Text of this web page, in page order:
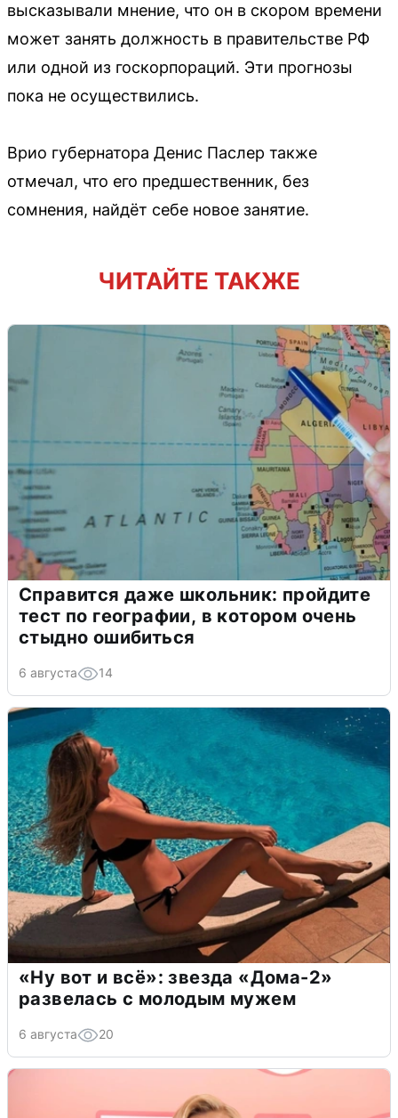
высказывали мнение, что он в скором времени
может занять должность в правительстве РФ
или одной из госкорпораций. Эти прогнозы
пока не осуществились.
Врио губернатора Денис Паслер также
отмечал, что его предшественник, без
сомнения, найдёт себе новое занятие.
ЧИТАЙТЕ ТАКЖЕ
Справится даже школьник: пройдите
тест по географии, в котором очень
стыдно ошибиться
6 августа 14
«Ну вот и всё»: звезда «Дома-2»
развелась с молодым мужем
6 августа 20